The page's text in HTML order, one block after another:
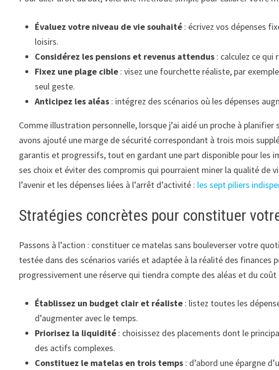
Évaluez votre niveau de vie souhaité : écrivez vos dépenses
loisirs.
Considérez les pensions et revenus attendus : calculez ce qui
Fixez une plage cible : visez une fourchette réaliste, par
seul geste.
Anticipez les aléas : intégrez des scénarios où les dépenses
Comme illustration personnelle, lorsque j’ai aidé un proche à
avons ajouté une marge de sécurité correspondant à trois mois
garantis et progressifs, tout en gardant une part disponible pour les
ses choix et éviter des compromis qui pourraient miner la qualité de
l’avenir et les dépenses liées à l’arrêt d’activité : les sept piliers
Stratégies concrètes pour constituer
Passons à l’action : constituer ce matelas sans bouleverser votre
testée dans des scénarios variés et adaptée à la réalité des finances
progressivement une réserve qui tiendra compte des aléas et du
Établissez un budget clair et réaliste : listez toutes les
d’augmenter avec le temps.
Priorisez la liquidité : choisissez des placements dont le
des actifs complexes.
Constituez le matelas en trois temps : d’abord une épargne